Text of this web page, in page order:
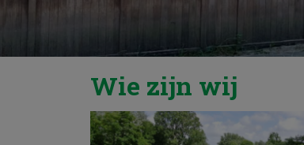
Wie zijn wij